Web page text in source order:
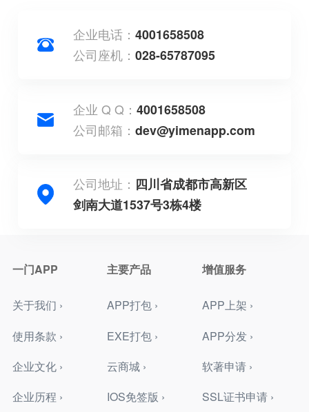
企业电话：4001658508
公司座机：028-65787095
企业 Q Q：4001658508
公司邮箱：dev@yimenapp.com
公司地址： 四川省成都市高新区
剑南大道1537号3栋4楼
一门APP
关于我们 ›
使用条款 ›
企业文化 ›
企业历程 ›
主要产品
APP打包 ›
EXE打包 ›
云商城 ›
IOS免签版 ›
增值服务
APP上架 ›
APP分发 ›
软著申请 ›
SSL证书申请 ›